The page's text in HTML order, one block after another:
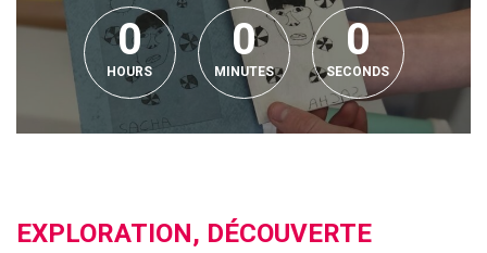
0
HOURS
0
MINUTES
0
SECONDS
EXPLORATION, DÉCOUVERTE